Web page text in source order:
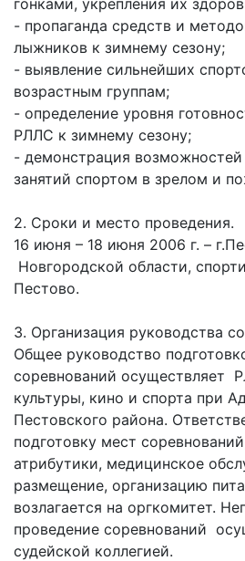
гонками, укрепления их
- пропаганда средств и
лыжников к зимнему сезону;
- выявление сильнейших
возрастным группам;
- определение уровня
РЛЛС к зимнему сезону;
- демонстрация
занятий спортом в зрелом и
2. Сроки и место проведения.
16 июня – 18 июня 2006 г. –
Новгородской области,
Пестово.
3. Организация руководства
Общее руководство
соревнований осуществляет
культуры, кино и спорта при
Пестовского района.
подготовку мест
атрибутики, медицинское
размещение, организацию
возлагается на оргкомитет.
проведение соревнований
судейской коллегией.